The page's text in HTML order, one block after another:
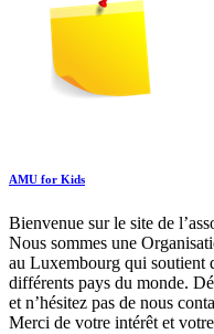
AMU for Kids
Bienvenue sur le site de
Nous sommes une
au Luxembourg qui soutient
différents pays du monde.
et n’hésitez pas de nous
Merci de votre intérêt et